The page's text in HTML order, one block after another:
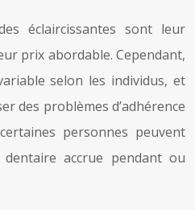
éclaircissantes sont leur
prix abordable. Cependant,
selon les individus, et
des problèmes d’adhérence
personnes peuvent
accrue pendant ou